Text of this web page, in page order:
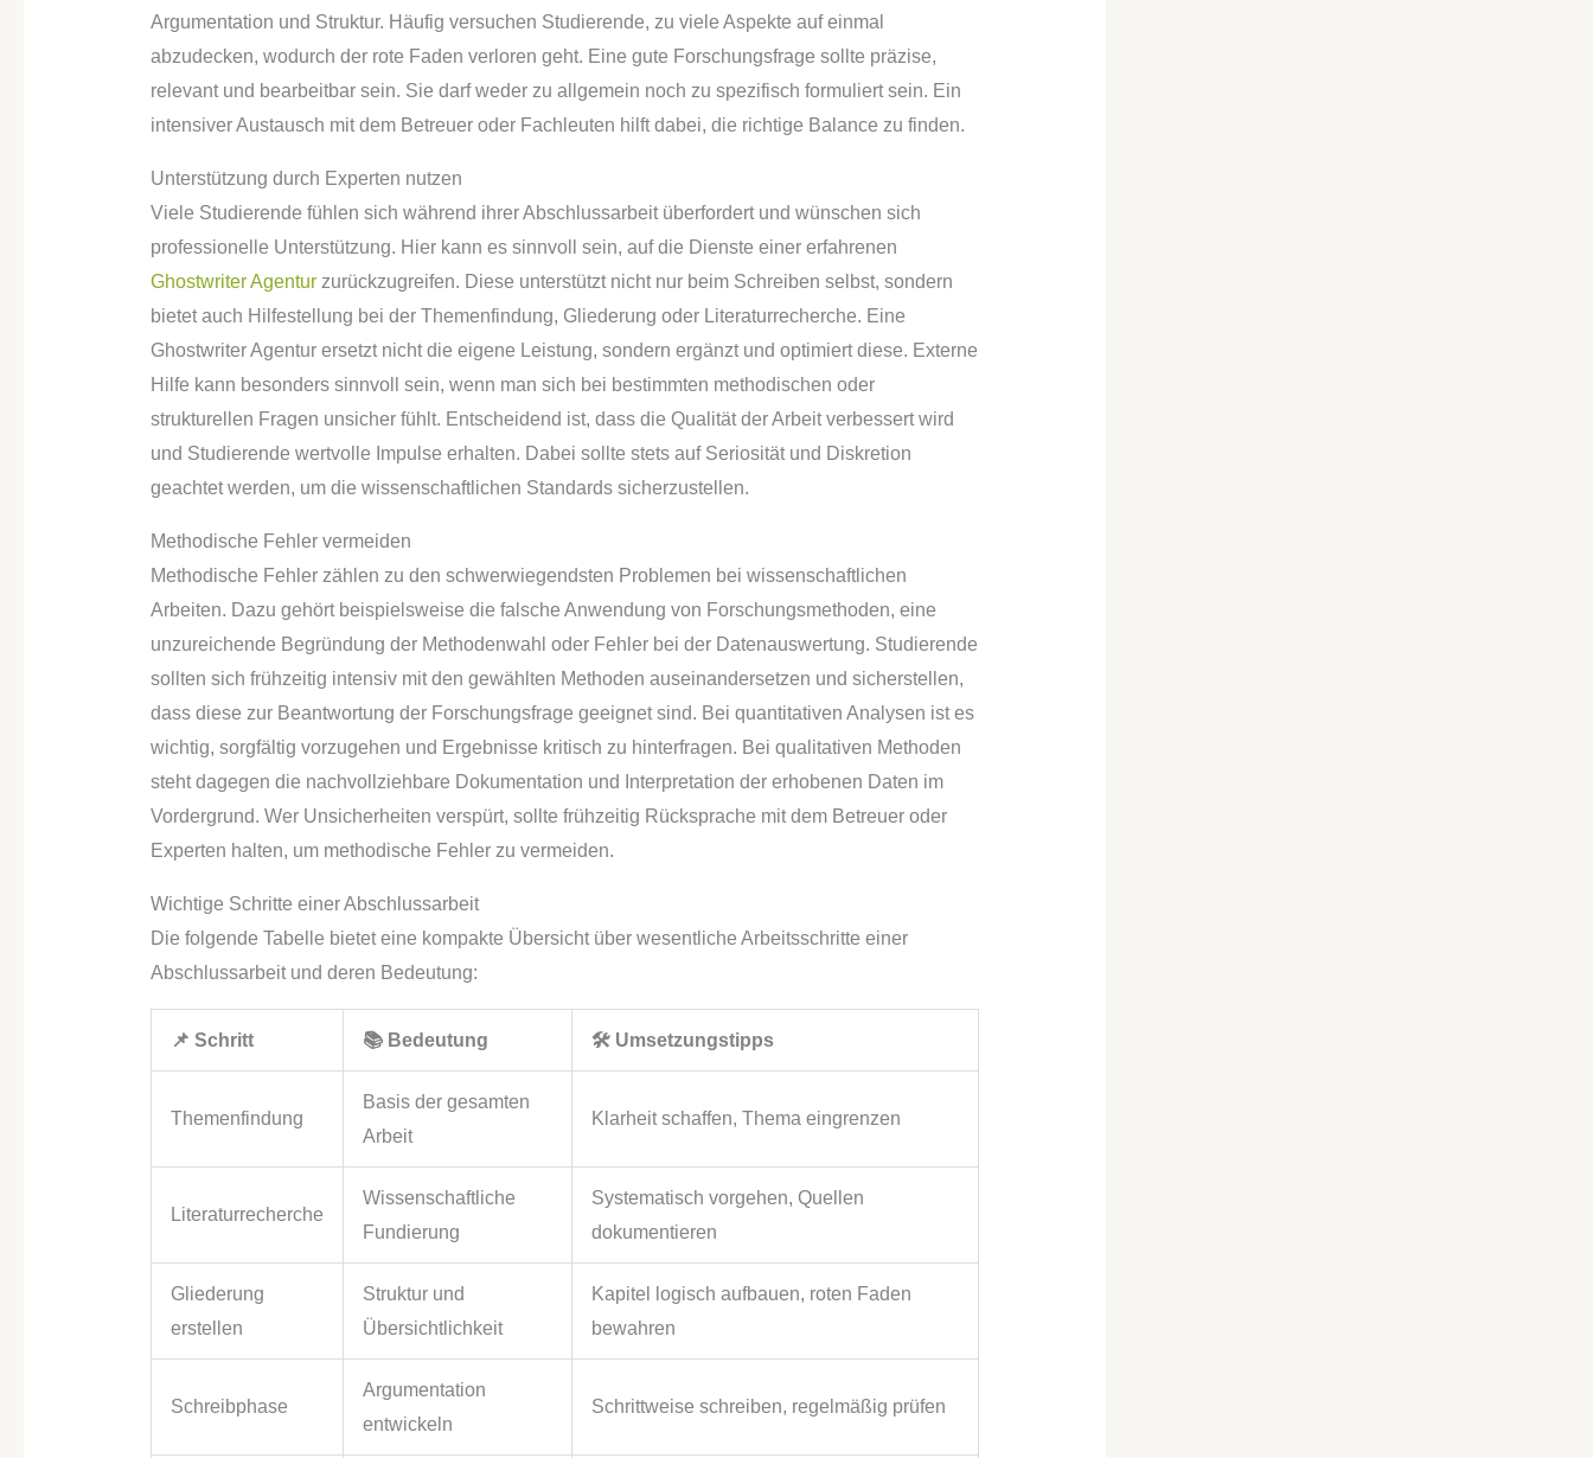
Argumentation und Struktur. Häufig versuchen Studierende, zu viele Aspekte auf einmal
abzudecken, wodurch der rote Faden verloren geht. Eine gute Forschungsfrage sollte präzise,
relevant und bearbeitbar sein. Sie darf weder zu allgemein noch zu spezifisch formuliert sein. Ein
intensiver Austausch mit dem Betreuer oder Fachleuten hilft dabei, die richtige Balance zu finden.
Unterstützung durch Experten nutzen
Viele Studierende fühlen sich während ihrer Abschlussarbeit überfordert und wünschen sich
professionelle Unterstützung. Hier kann es sinnvoll sein, auf die Dienste einer erfahrenen
Ghostwriter Agenturzurückzugreifen. Diese unterstützt nicht nur beim Schreiben selbst, sondern
bietet auch Hilfestellung bei der Themenfindung, Gliederung oder Literaturrecherche. Eine
Ghostwriter Agentur ersetzt nicht die eigene Leistung, sondern ergänzt und optimiert diese. Externe
Hilfe kann besonders sinnvoll sein, wenn man sich bei bestimmten methodischen oder
strukturellen Fragen unsicher fühlt. Entscheidend ist, dass die Qualität der Arbeit verbessert wird
und Studierende wertvolle Impulse erhalten. Dabei sollte stets auf Seriosität und Diskretion
geachtet werden, um die wissenschaftlichen Standards sicherzustellen.
Methodische Fehler vermeiden
Methodische Fehler zählen zu den schwerwiegendsten Problemen bei wissenschaftlichen
Arbeiten. Dazu gehört beispielsweise die falsche Anwendung von Forschungsmethoden, eine
unzureichende Begründung der Methodenwahl oder Fehler bei der Datenauswertung. Studierende
sollten sich frühzeitig intensiv mit den gewählten Methoden auseinandersetzen und sicherstellen,
dass diese zur Beantwortung der Forschungsfrage geeignet sind. Bei quantitativen Analysen ist es
wichtig, sorgfältig vorzugehen und Ergebnisse kritisch zu hinterfragen. Bei qualitativen Methoden
steht dagegen die nachvollziehbare Dokumentation und Interpretation der erhobenen Daten im
Vordergrund. Wer Unsicherheiten verspürt, sollte frühzeitig Rücksprache mit dem Betreuer oder
Experten halten, um methodische Fehler zu vermeiden.
Wichtige Schritte einer Abschlussarbeit
Die folgende Tabelle bietet eine kompakte Übersicht über wesentliche Arbeitsschritte einer
Abschlussarbeit und deren Bedeutung:
📌 Schritt 📚 Bedeutung 🛠️ Umsetzungstipps
Themenfindung
Basis der gesamten
Arbeit
Klarheit schaffen, Thema eingrenzen
Literaturrecherche
Wissenschaftliche
Fundierung
Systematisch vorgehen, Quellen
dokumentieren
Gliederung
erstellen
Struktur und
Übersichtlichkeit
Kapitel logisch aufbauen, roten Faden
bewahren
Schreibphase
Argumentation
entwickeln
Schrittweise schreiben, regelmäßig prüfen